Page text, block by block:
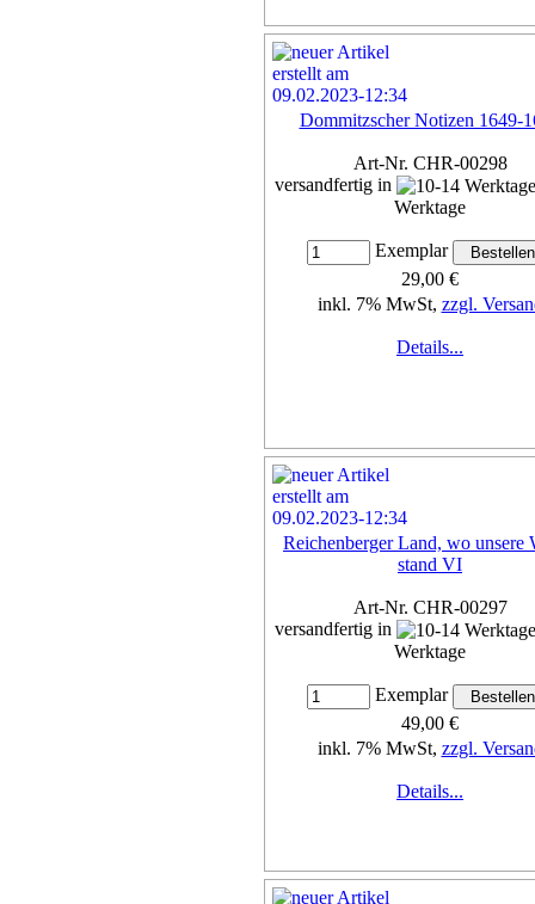
Dommitzscher Notizen 1649-
Art-Nr. CHR-00298
versandfertig in
Werktage
Exemplar
29,00 €
inkl. 7% MwSt, zzgl.
Details...
Reichenberger Land, wo unsere
stand VI
Art-Nr. CHR-00297
versandfertig in
Werktage
Exemplar
49,00 €
inkl. 7% MwSt, zzgl.
Details...